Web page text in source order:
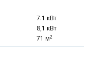
7.1 кВт
8,1 кВт
71 м2